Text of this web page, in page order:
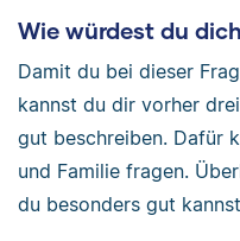
Wie würdest du
Damit du bei dieser
kannst du dir vorher
gut beschreiben. Dafür
und Familie fragen.
du besonders gut